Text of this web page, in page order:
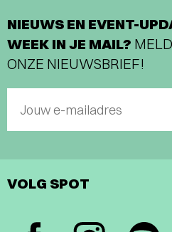
NIEUWS EN EVENT-
WEEK IN JE MAIL?
ONZE NIEUWSBRIEF!
Jouw e-mailadres
VOLG SPOT